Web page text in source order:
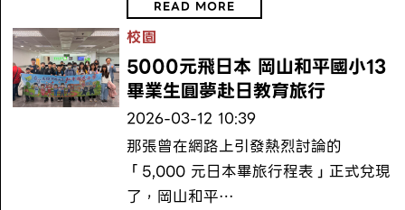
READ MORE
校園
5000元飛日本 岡山和平國小13
畢業生圓夢赴日教育旅行
2026-03-12 10:39
那張曾在網路上引發熱烈討論的
「5,000 元日本畢旅行程表」正式兌現
了，岡山和平…